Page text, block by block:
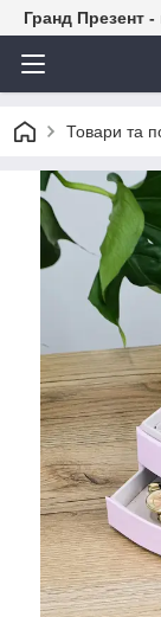
Гранд Презент -
Товари та